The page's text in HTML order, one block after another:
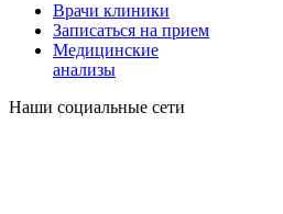
Врачи клиники
Записаться на прием
Медицинские
анализы
Наши социальные сети